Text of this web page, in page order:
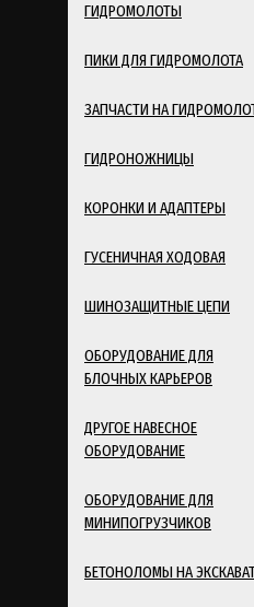
ГИДРОМОЛОТЫ
ПИКИ ДЛЯ ГИДРОМОЛОТА
ЗАПЧАСТИ НА
ГИДРОНОЖНИЦЫ
КОРОНКИ И АДАПТЕРЫ
ГУСЕНИЧНАЯ ХОДОВАЯ
ШИНОЗАЩИТНЫЕ ЦЕПИ
ОБОРУДОВАНИЕ ДЛЯ
БЛОЧНЫХ КАРЬЕРОВ
ДРУГОЕ НАВЕСНОЕ
ОБОРУДОВАНИЕ
ОБОРУДОВАНИЕ ДЛЯ
МИНИПОГРУЗЧИКОВ
БЕТОНОЛОМЫ НА